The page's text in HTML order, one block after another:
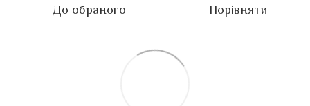
До обраного Порівняти